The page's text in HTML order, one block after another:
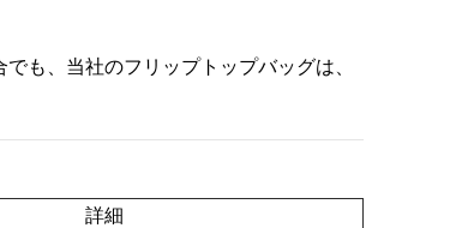
も、当社のフリップトップバッグは、
詳細